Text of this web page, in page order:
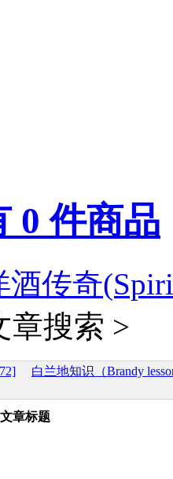
0 件商品
酒传奇
章搜索 >
白兰地知识（Brandy
文章标题